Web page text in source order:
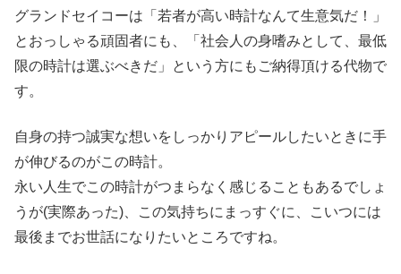
グランドセイコーは「若者が高い時計なんて生意気だ！」
とおっしゃる頑固者にも、「社会人の身嗜みとして、最低
限の時計は選ぶべきだ」という方にもご納得頂ける代物で
す。
自身の持つ誠実な想いをしっかりアピールしたいときに手
が伸びるのがこの時計。
永い人生でこの時計がつまらなく感じることもあるでしょ
うが(実際あった)、この気持ちにまっすぐに、こいつには
最後までお世話になりたいところですね。